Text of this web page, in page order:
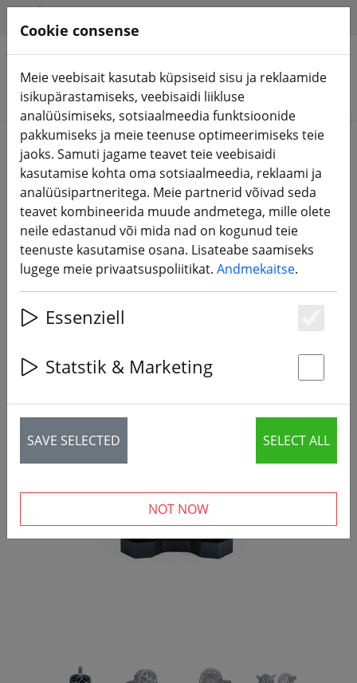
Otsi tooteid
Home Komponendid Mootorid
Axisflying AE2306.5 V2 1860KV FPV
mootor
‹ ›
Cookie consense
Meie veebisait kasutab küpsiseid sisu ja reklaamide
isikupärastamiseks, veebisaidi liikluse
analüüsimiseks, sotsiaalmeedia funktsioonide
pakkumiseks ja meie teenuse optimeerimiseks teie
jaoks. Samuti jagame teavet teie veebisaidi
kasutamise kohta oma sotsiaalmeedia, reklaami ja
analüüsipartneritega. Meie partnerid võivad seda
teavet kombineerida muude andmetega, mille olete
neile edastanud või mida nad on kogunud teie
teenuste kasutamise osana. Lisateabe saamiseks
lugege meie privaatsuspoliitikat. Andmekaitse.
Essenziell
Statstik & Marketing
SAVE SELECTED SELECT ALL
NOT NOW